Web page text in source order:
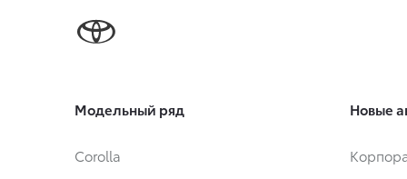
Модельный ряд
Corolla
Новые